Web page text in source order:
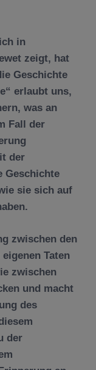
in
zeigt, hat
Geschichte
erlaubt uns,
was an
Fall der
der
Geschichte
sie sich auf
zwischen den
Taten
zwischen
und macht
des
der